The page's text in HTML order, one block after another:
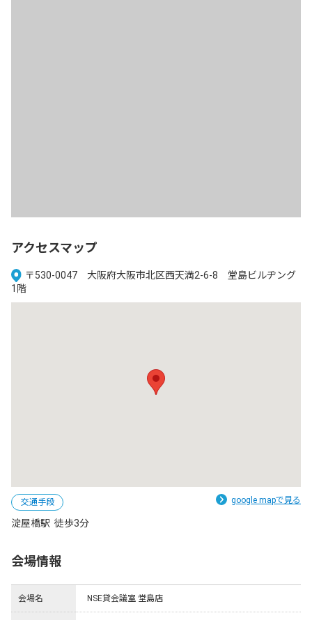
アクセスマップ
〒530-0047 大阪府大阪市北区西天満2-6-8 堂島ビルヂング
1階
google mapで見る
交通手段
淀屋橋駅  徒歩3分
会場情報
会場名 NSE貸会議室 堂島店